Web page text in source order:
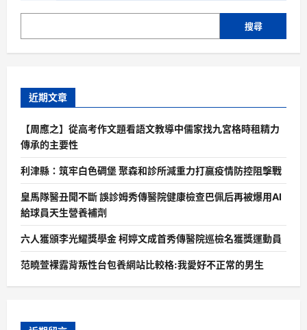
搜尋
近期文章
【周應之】從高考作文題看語文教導中儒家找九宮格時租精力
傳承的主要性
利津縣：筑牢白色碉堡 聚森和診所減重力打贏疫情防控阻擊戰
皇馬隊醫丑聞不斷 誤診姆秀傳醫院健康檢查巴佩后再被爆用AI
給球員天生營養補劑
六人獲頒李光耀獎學金 柯婷文成首秀傳醫院巡檢名獲獎運動員
范曉萱裸露背叛性台包養網站比較格:我愛好不正常的男生